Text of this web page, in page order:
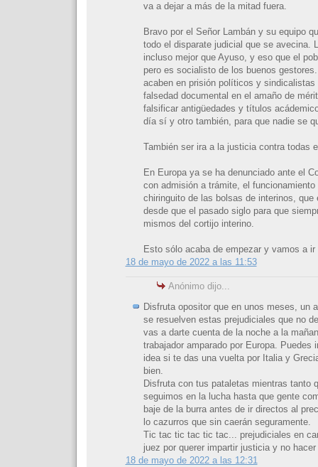
va a dejar a más de la mitad fuera.
Bravo por el Señor Lambán y su equipo
todo el disparate judicial que se avecina.
incluso mejor que Ayuso, y eso que el
pero es socialisto de los buenos
acaben en prisión políticos y sindicalistas
falsedad documental en el amaño de
falsificar antigüedades y títulos
día sí y otro también, para que nadie se
También ser ira a la justicia contra todas
En Europa ya se ha denunciado ante el
con admisión a trámite, el funcionamiento
chiringuito de las bolsas de interinos, que
desde que el pasado siglo para que
mismos del cortijo interino.
Esto sólo acaba de empezar y vamos a
18 de mayo de 2022 a las 11:53
Anónimo dijo...
Disfruta opositor que en unos meses, un
se resuelven estas prejudiciales que no
vas a darte cuenta de la noche a la
trabajador amparado por Europa. Puedes
idea si te das una vuelta por Italia y
bien.
Disfruta con tus pataletas mientras tanto
seguimos en la lucha hasta que gente
baje de la burra antes de ir directos al
lo cazurros que sin caerán seguramente.
Tic tac tic tac tic tac... prejudiciales en
juez por querer impartir justicia y no
18 de mayo de 2022 a las 12:31